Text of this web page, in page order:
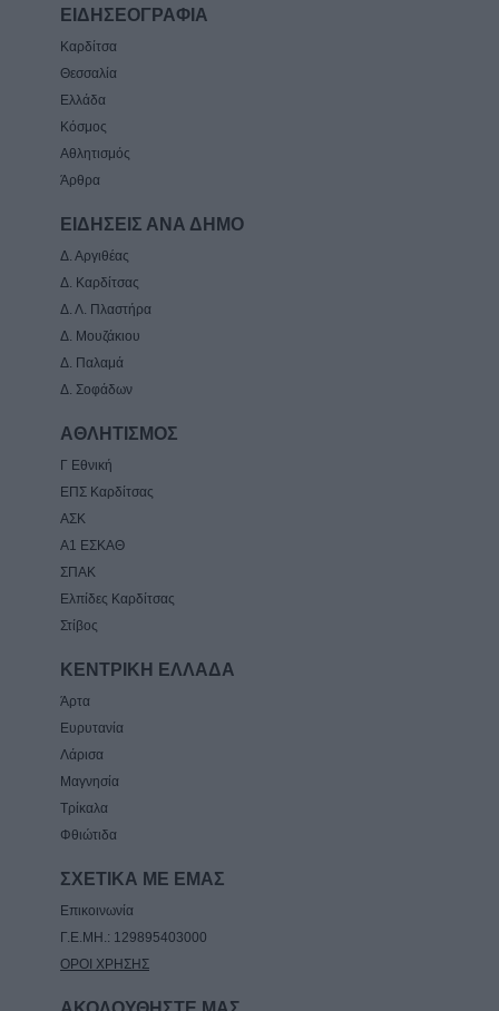
ΕΙΔΗΣΕΟΓΡΑΦΙΑ
Καρδίτσα
Θεσσαλία
Ελλάδα
Κόσμος
Αθλητισμός
Άρθρα
ΕΙΔΗΣΕΙΣ ΑΝΑ ΔΗΜΟ
Δ. Αργιθέας
Δ. Καρδίτσας
Δ. Λ. Πλαστήρα
Δ. Μουζάκιου
Δ. Παλαμά
Δ. Σοφάδων
ΑΘΛΗΤΙΣΜΟΣ
Γ Εθνική
ΕΠΣ Καρδίτσας
ΑΣΚ
Α1 ΕΣΚΑΘ
ΣΠΑΚ
Ελπίδες Καρδίτσας
Στίβος
ΚΕΝΤΡΙΚΗ ΕΛΛΑΔΑ
Άρτα
Ευρυτανία
Λάρισα
Μαγνησία
Τρίκαλα
Φθιώτιδα
ΣΧΕΤΙΚΑ ΜΕ ΕΜΑΣ
Επικοινωνία
Γ.Ε.ΜΗ.: 129895403000
ΟΡΟΙ ΧΡΗΣΗΣ